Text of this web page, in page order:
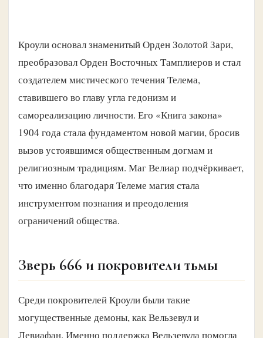
Кроули основал знаменитый Орден Золотой Зари,
преобразовал Орден Восточных Тамплиеров и стал
создателем мистического течения Телема,
ставившего во главу угла гедонизм и
самореализацию личности. Его «Книга закона»
1904 года стала фундаментом новой магии, бросив
вызов устоявшимся общественным догмам и
религиозным традициям. Маг Велиар подчёркивает,
что именно благодаря Телеме магия стала
инструментом познания и преодоления
ограничений общества.
Зверь 666 и покровители тьмы
Среди покровителей Кроули были такие
могущественные демоны, как Вельзевул и
Левиафан. Именно поддержка Вельзевула помогла